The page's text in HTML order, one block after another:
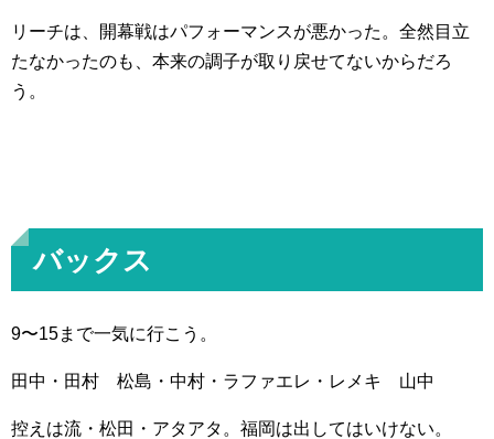
リーチは、開幕戦はパフォーマンスが悪かった。全然目立
たなかったのも、本来の調子が取り戻せてないからだろ
う。
バックス
9〜15まで一気に行こう。
田中・田村 松島・中村・ラファエレ・レメキ 山中
控えは流・松田・アタアタ。福岡は出してはいけない。